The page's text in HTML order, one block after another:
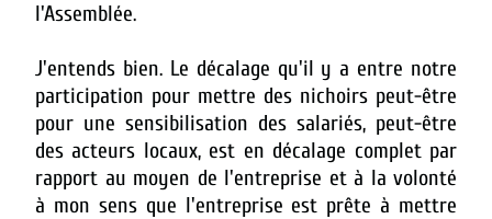
l'Assemblée.
J'entends bien. Le décalage qu'il y a entre notre
participation pour mettre des nichoirs peut-être
pour une sensibilisation des salariés, peut-être
des acteurs locaux, est en décalage complet par
rapport au moyen de l'entreprise et à la volonté
à mon sens que l'entreprise est prête à mettre